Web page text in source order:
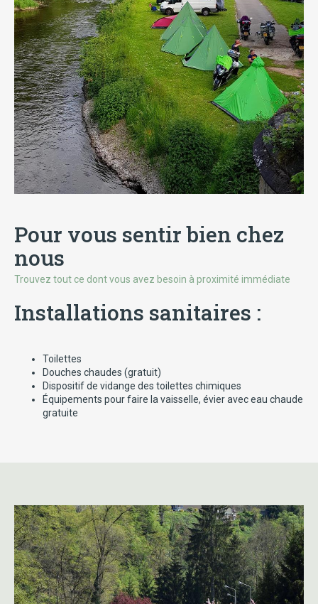
Pour vous sentir bien chez
nous
Trouvez tout ce dont vous avez besoin à proximité immédiate
Installations sanitaires :
Toilettes
Douches chaudes (gratuit)
Dispositif de vidange des toilettes chimiques
Équipements pour faire la vaisselle, évier avec eau chaude
gratuite